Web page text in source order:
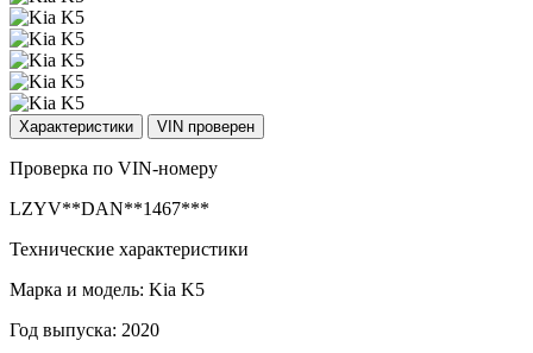
Характеристики VIN проверен
Проверка по VIN-номеру
LZYV**DAN**1467***
Технические характеристики
Марка и модель: Kia K5
Год выпуска: 2020